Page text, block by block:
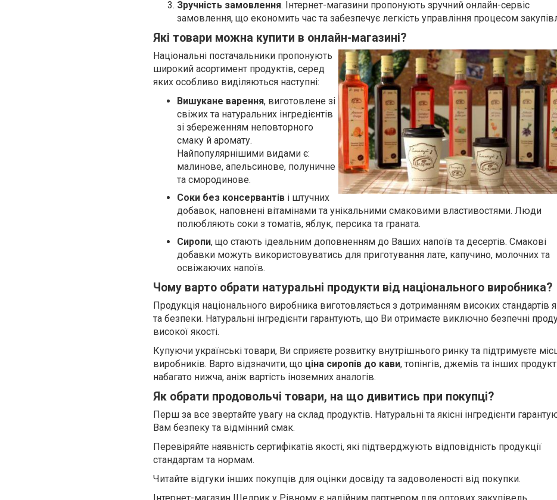
Зручність замовлення. Інтернет-магазини пропонують зручний онлайн-сервіс
замовлення, що економить час та забезпечує легкість управління процесом
Які товари можна купити в онлайн-магазині?
Національні постачальники пропонують
широкий асортимент продуктів, серед
яких особливо виділяються наступні:
Вишукане варення, виготовлене зі
свіжих та натуральних інгредієнтів
зі збереженням неповторного
смаку й аромату.
Найпопулярнішими видами є:
малинове, апельсинове, полуничне
та смородинове.
Соки без консервантів і штучних
добавок, наповнені вітамінами та унікальними смаковими властивостями. Люди
полюбляють соки з томатів, яблук, персика та граната.
Сиропи, що стають ідеальним доповненням до Ваших напоїв та десертів. Смакові
добавки можуть використовуватись для приготування лате, капучино, молочних та
освіжаючих напоїв.
Чому варто обрати натуральні продукти від національного виробника?
Продукція національного виробника виготовляється з дотриманням високих стандартів
та безпеки. Натуральні інгредієнти гарантують, що Ви отримаєте виключно безпечні
високої якості.
Купуючи українські товари, Ви сприяєте розвитку внутрішнього ринку та підтримуєте
виробників. Варто відзначити, що ціна сиропів до кави, топінгів, джемів та інших
набагато нижча, аніж вартість іноземних аналогів.
Як обрати продовольчі товари, на що дивитись при покупці?
Перш за все звертайте увагу на склад продуктів. Натуральні та якісні інгредієнти
Вам безпеку та відмінний смак.
Перевіряйте наявність сертифікатів якості, які підтверджують відповідність продукції
стандартам та нормам.
Читайте відгуки інших покупців для оцінки досвіду та задоволеності від покупки.